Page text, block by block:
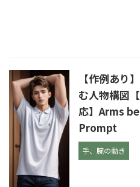
【作例あり
む人物構図
応】Arms
Prompt
手、腕の動き